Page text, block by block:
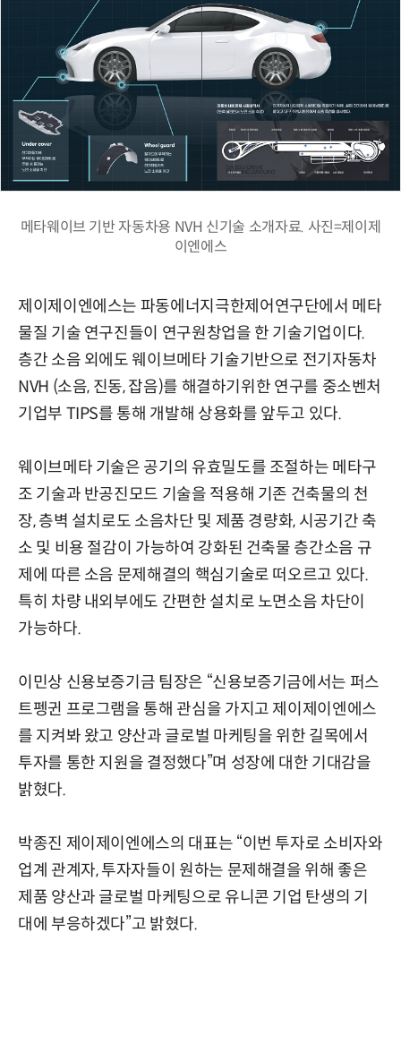
메타웨이브 기반 자동차용 NVH 신기술 소개자료. 사진=제이제
이엔에스
제이제이엔에스는 파동에너지극한제어연구단에서 메타
물질 기술 연구진들이 연구원창업을 한 기술기업이다.
층간 소음 외에도 웨이브메타 기술기반으로 전기자동차
NVH (소음, 진동, 잡음)를 해결하기위한 연구를 중소벤처
기업부 TIPS를 통해 개발해 상용화를 앞두고 있다.
웨이브메타 기술은 공기의 유효밀도를 조절하는 메타구
조 기술과 반공진모드 기술을 적용해 기존 건축물의 천
장, 층벽 설치로도 소음차단 및 제품 경량화, 시공기간 축
소 및 비용 절감이 가능하여 강화된 건축물 층간소음 규
제에 따른 소음 문제해결의 핵심기술로 떠오르고 있다.
특히 차량 내외부에도 간편한 설치로 노면소음 차단이
가능하다.
이민상 신용보증기금 팀장은 “신용보증기금에서는 퍼스
트펭귄 프로그램을 통해 관심을 가지고 제이제이엔에스
를 지켜봐 왔고 양산과 글로벌 마케팅을 위한 길목에서
투자를 통한 지원을 결정했다”며 성장에 대한 기대감을
밝혔다.
박종진 제이제이엔에스의 대표는 “이번 투자로 소비자와
업계 관계자, 투자자들이 원하는 문제해결을 위해 좋은
제품 양산과 글로벌 마케팅으로 유니콘 기업 탄생의 기
대에 부응하겠다”고 밝혔다.